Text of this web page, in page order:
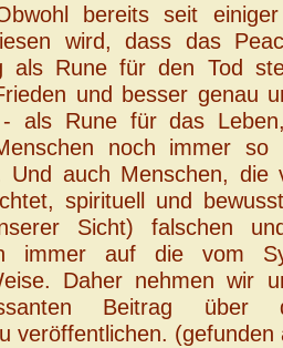
bereits seit
wird, dass das
als Rune für den Tod
und besser genau
- als Rune für das
noch immer
Und auch Menschen, die
spirituell und
Sicht) falschen
immer auf die vom
Daher nehmen wir
Beitrag über
veröffentlichen.